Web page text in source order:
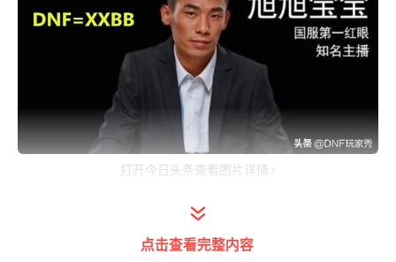
打开今日头条查看图片详情
旭旭宝宝在直播的时候，黄金时间都是DNF板
点击查看完整内容